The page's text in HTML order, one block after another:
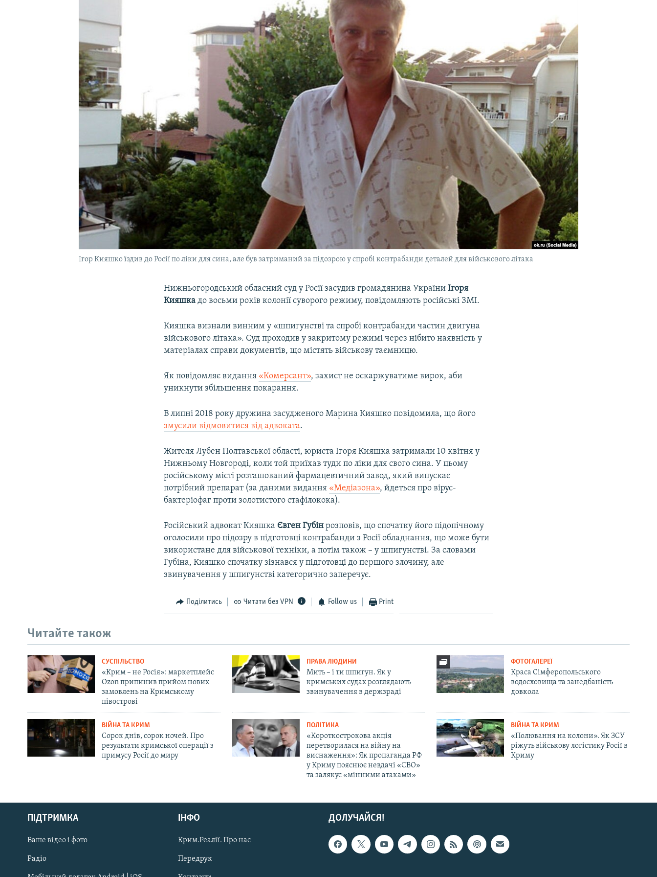
Русский
Qırımtatar
ДОЛУЧАЙСЯ!
Ігор Кияшко їздив до Росії по ліки для сина, але був затриманий за підозрою у спробі контрабанди деталей для військового літака
Нижньогородський обласний суд у Росії засудив громадянина УкраїниІгоря
Кияшка до восьми років колонії суворого режиму, повідомляють російські ЗМІ.
Кияшка визнали винним у «шпигунстві та спробі контрабанди частин двигуна
військового літака». Суд проходив у закритому режимі через нібито наявність у
матеріалах справи документів, що містять військову таємницю.
Як повідомляє видання «Комерсант», захист не оскаржуватиме вирок, аби
уникнути збільшення покарання.
В липні 2018 року дружина засудженого Марина Кияшко повідомила, що його
змусили відмовитися від адвоката.
Жителя Лубен Полтавської області, юриста Ігоря Кияшка затримали 10 квітня у
Нижньому Новгороді, коли той приїхав туди по ліки для свого сина. У цьому
російському місті розташований фармацевтичний завод, який випускає
потрібний препарат (за даними видання «Медіазона», йдеться про вірус-
бактеріофаг проти золотистого стафілокока).
Російський адвокат Кияшка Євген Губін розповів, що спочатку його підопічному
оголосили про підозру в підготовці контрабанди з Росії обладнання, що може бути
використане для військової техніки, а потім також – у шпигунстві. За словами
Губіна, Кияшко спочатку зізнався у підготовці до першого злочину, але
звинувачення у шпигунстві категорично заперечує.
Поділитись Читати без VPN Follow us Print
Читайте також
СУСПІЛЬСТВО
«Крим – не Росія»: маркетплейс
Ozon припинив прийом нових
замовлень на Кримському
півострові
ПРАВА ЛЮДИНИ
Мить – і ти шпигун. Як у
кримських судах розглядають
звинувачення в держзраді
ФОТОГАЛЕРЕЇ
Краса Сімферопольського
водосховища та занедбаність
довкола
ВІЙНА ТА КРИМ
Сорок днів, сорок ночей. Про
результати кримської операції з
примусу Росії до миру
ПОЛІТИКА
«Короткострокова акція
перетворилася на війну на
виснаження»: Як пропаганда РФ
у Криму пояснює невдачі «СВО»
та залякує «мінними атаками»
ВІЙНА ТА КРИМ
«Полювання на колони». Як ЗСУ
ріжуть військову логістику Росії в
Криму
ДОЛУЧАЙСЯ!
ПІДТРИМКА
Ваше відео і фото
Радіо
ІНФО
Крим.Реалії. Про нас
Передрук